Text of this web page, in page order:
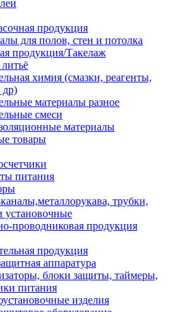
продукция
для полов, стен и потолка
продукция/Такелаж
химия (смазки, реагенты,
др)
материалы разное
смеси
материалы
товары
питания
трубки,
установочные
проводниковая продукция
продукция
аппаратура
блоки защиты, таймеры,
питания
изделия